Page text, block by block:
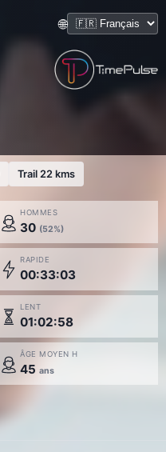
🌐
Trail 22 kms
HOMMES
30 (52%)
RAPIDE
00:33:03
LENT
01:02:58
ÂGE MOYEN H
45 ans